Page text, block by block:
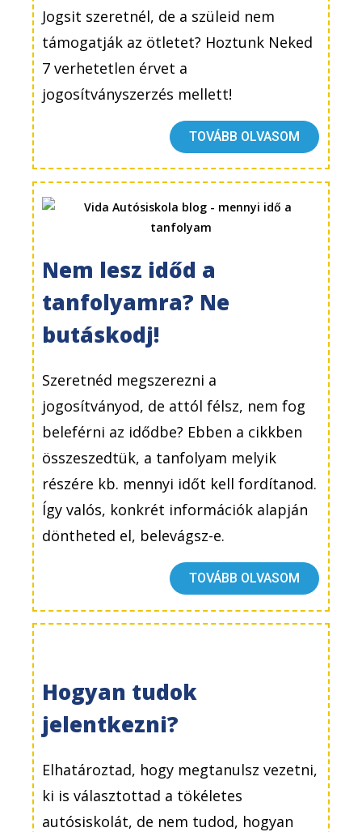
Jogsit szeretnél, de a szüleid nem
támogatják az ötletet? Hoztunk Neked
7 verhetetlen érvet a
jogosítványszerzés mellett!
TOVÁBB OLVASOM
Nem lesz időd a
tanfolyamra? Ne
butáskodj!
Szeretnéd megszerezni a
jogosítványod, de attól félsz, nem fog
beleférni az idődbe? Ebben a cikkben
összeszedtük, a tanfolyam melyik
részére kb. mennyi időt kell fordítanod.
Így valós, konkrét információk alapján
döntheted el, belevágsz-e.
TOVÁBB OLVASOM
Hogyan tudok
jelentkezni?
Elhatároztad, hogy megtanulsz vezetni,
ki is választottad a tökéletes
autósiskolát, de nem tudod, hogyan